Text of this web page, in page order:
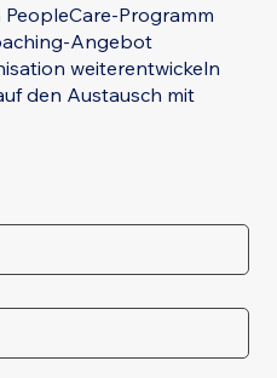
Programm
Angebot
weiterentwickeln
den Austausch mit